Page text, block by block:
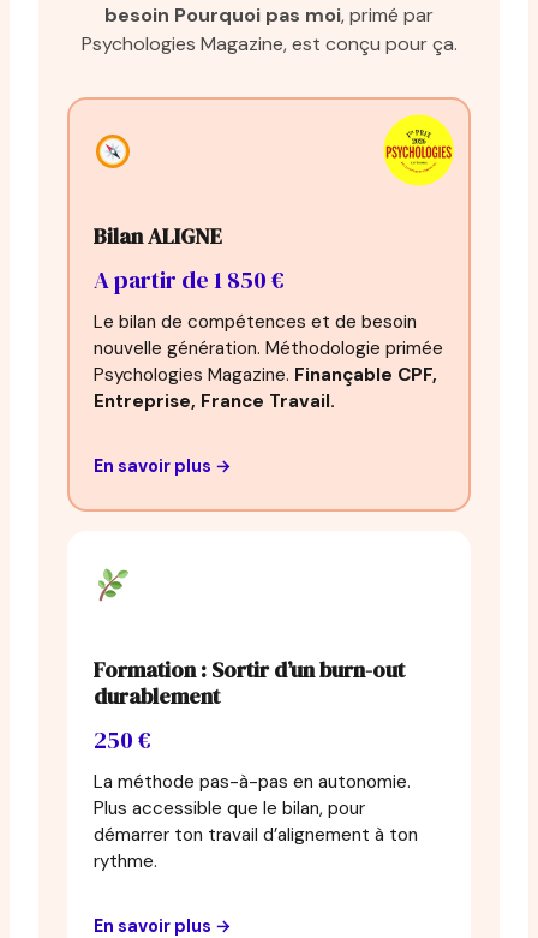
besoin Pourquoi pas moi, primé par
Psychologies Magazine, est conçu pour ça.
Bilan ALIGNE
A partir de 1 850 €
Le bilan de compétences et de besoin
nouvelle génération. Méthodologie primée
Psychologies Magazine. Finançable CPF,
Entreprise, France Travail.
En savoir plus →
Formation : Sortir d’un burn-out
durablement
250 €
La méthode pas-à-pas en autonomie.
Plus accessible que le bilan, pour
démarrer ton travail d’alignement à ton
rythme.
En savoir plus →